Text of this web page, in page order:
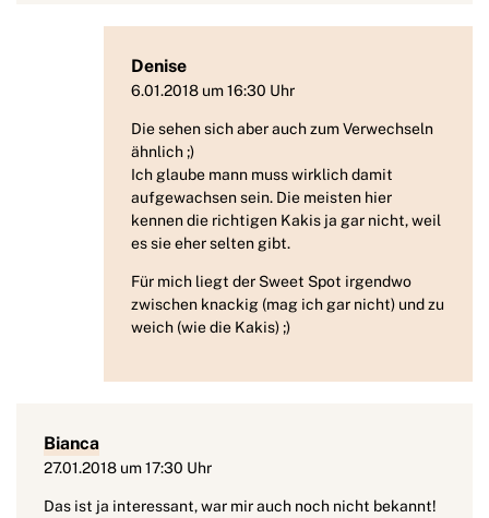
Denise
6.01.2018 um 16:30 Uhr
Die sehen sich aber auch zum Verwechseln
ähnlich ;)
Ich glaube mann muss wirklich damit
aufgewachsen sein. Die meisten hier
kennen die richtigen Kakis ja gar nicht, weil
es sie eher selten gibt.
Für mich liegt der Sweet Spot irgendwo
zwischen knackig (mag ich gar nicht) und zu
weich (wie die Kakis) ;)
Bianca
27.01.2018 um 17:30 Uhr
Das ist ja interessant, war mir auch noch nicht bekannt!